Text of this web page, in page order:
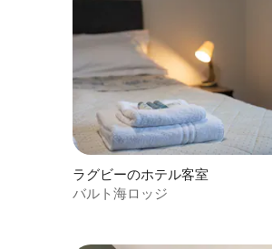
ラグビーのホテル客室
バルト海ロッジ